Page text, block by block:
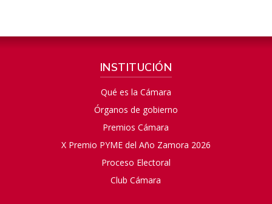
INSTITUCIÓN
Qué es la Cámara
Órganos de gobierno
Premios Cámara
X Premio PYME del Año Zamora 2026
Proceso Electoral
Club Cámara